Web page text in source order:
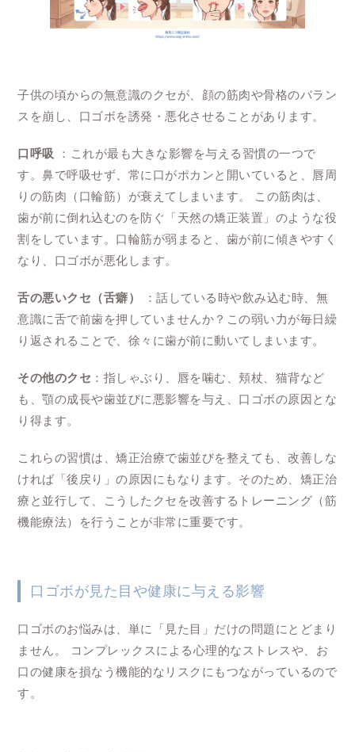
子供の頃からの無意識のクセが、顔の筋肉や骨格のバラン
スを崩し、口ゴボを誘発・悪化させることがあります。
口呼吸
：これが最も大きな影響を与える習慣の一つで
す。鼻で呼吸せず、常に口がポカンと開いていると、唇周
りの筋肉（口輪筋）が衰えてしまいます。 この筋肉は、
歯が前に倒れ込むのを防ぐ「天然の矯正装置」のような役
割をしています。口輪筋が弱まると、歯が前に傾きやすく
なり、口ゴボが悪化します。
舌の悪いクセ（舌癖）
：話している時や飲み込む時、無
意識に舌で前歯を押していませんか？この弱い力が毎日繰
り返されることで、徐々に歯が前に動いてしまいます。
その他のクセ ：指しゃぶり、唇を噛む、頬杖、猫背など
も、顎の成長や歯並びに悪影響を与え、口ゴボの原因とな
り得ます。
これらの習慣は、矯正治療で歯並びを整えても、改善しな
ければ「後戻り」の原因にもなります。そのため、矯正治
療と並行して、こうしたクセを改善するトレーニング（筋
機能療法）を行うことが非常に重要です。
口ゴボが見た目や健康に与える影響
口ゴボのお悩みは、単に「見た目」だけの問題にとどまり
ません。 コンプレックスによる心理的なストレスや、お
口の健康を損なう機能的なリスクにもつながっているので
す。